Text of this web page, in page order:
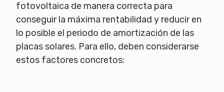
fotovoltaica de manera correcta para
conseguir la máxima rentabilidad y reducir en
lo posible el periodo de amortización de las
placas solares. Para ello, deben considerarse
estos factores concretos: